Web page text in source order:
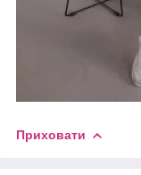
Приховати